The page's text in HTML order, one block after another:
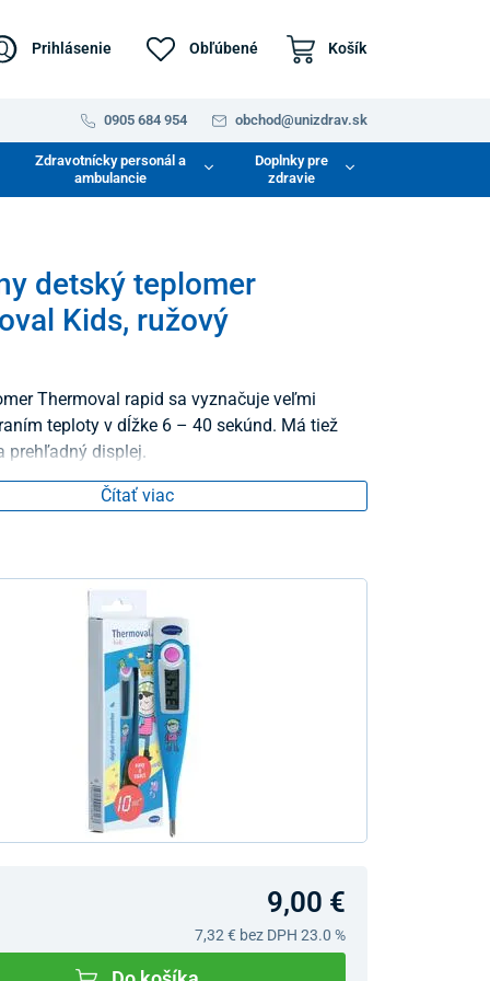
Prihlásenie Obľúbené Košík
0905 684 954 obchod@unizdrav.sk
Zdravotnícky personál a
ambulancie
Doplnky pre
zdravie
detský teplomer
Kids, ružový
Thermoval rapid sa vyznačuje veľmi
teploty v dĺžke 6 – 40 sekúnd. Má tiež
prehľadný displej.
Čítať viac
9,00 €
7,32 € bez DPH 23.0 %